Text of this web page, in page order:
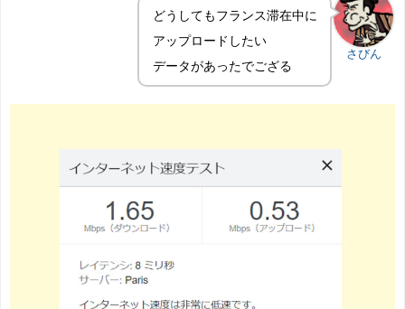
さびん
どうしてもフランス滞在中に
アップロードしたい
データがあったでござる